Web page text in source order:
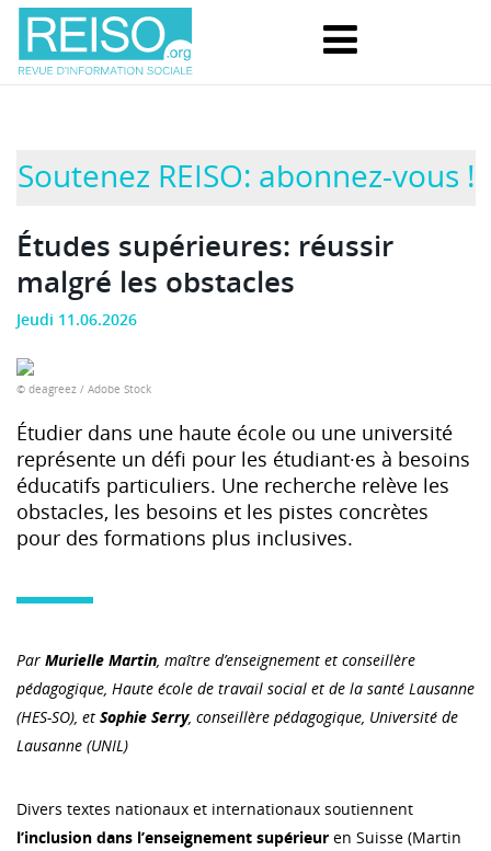
Soutenez REISO: abonnez-vous !
Études supérieures: réussir
malgré les obstacles
Jeudi 11.06.2026
© deagreez / Adobe Stock
Étudier dans une haute école ou une université
représente un défi pour les étudiant·es à besoins
éducatifs particuliers. Une recherche relève les
obstacles, les besoins et les pistes concrètes
pour des formations plus inclusives.
Par Murielle Martin, maître d’enseignement et conseillère
pédagogique, Haute école de travail social et de la santé Lausanne
(HES-SO), et Sophie Serry, conseillère pédagogique, Université de
Lausanne (UNIL)
Divers textes nationaux et internationaux soutiennent
l’inclusion dans l’enseignement supérieur en Suisse (Martin